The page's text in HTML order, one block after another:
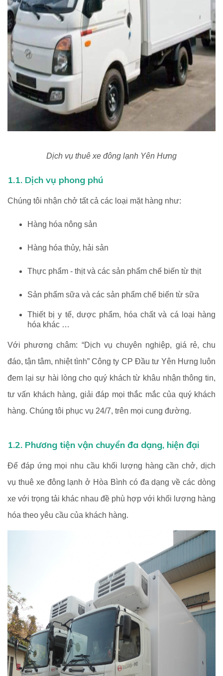
Dịch vụ thuê xe đông lạnh Yên Hưng
1.1. Dịch vụ phong phú
Chúng tôi nhận chở tất cả các loại mặt hàng như:
Hàng hóa nông sản
Hàng hóa thủy, hải sản
Thực phẩm - thịt và các sản phẩm chế biến từ thịt
Sản phẩm sữa và các sản phẩm chế biến từ sữa
Thiết bị y tế, dược phẩm, hóa chất và cá loại hàng
hóa khác …
Với phương châm: “Dịch vụ chuyên nghiệp, giá rẻ, chu
đáo, tận tâm, nhiệt tình” Công ty CP Đầu tư Yên Hưng luôn
đem lại sự hài lòng cho quý khách từ khâu nhận thông tin,
tư vấn khách hàng, giải đáp mọi thắc mắc của quý khách
hàng. Chúng tôi phục vụ 24/7, trên mọi cung đường.
1.2. Phương tiện vận chuyển đa dạng, hiện đại
Để đáp ứng mọi nhu cầu khối lượng hàng cần chở, dịch
vụ thuê xe đông lạnh ở Hòa Bình có đa dạng về các dòng
xe với trọng tải khác nhau đề phù hợp với khối lượng hàng
hóa theo yêu cầu của khách hàng.